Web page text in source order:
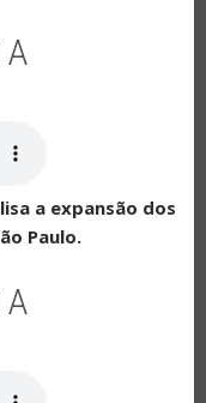
a expansão dos
Paulo.